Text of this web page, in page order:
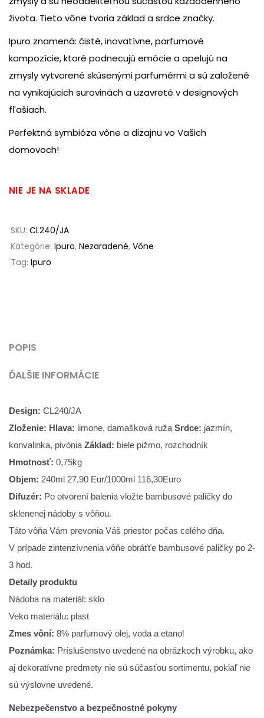
života. Tieto vône tvoria základ a srdce značky.
Ipuro znamená: čisté, inovatívne, parfumové
kompozície, ktoré podnecujú emócie a apelujú na
zmysly vytvorené skúsenými parfumérmi a sú založené
na vynikajúcich surovinách a uzavreté v designových
fľašiach.
Perfektná symbióza vône a dizajnu vo Vašich
domovoch!
NIE JE NA SKLADE
SKU: CL240/JA
Kategórie: Ipuro, Nezaradené, Vône
Tag: Ipuro
POPIS
ĎALŠIE INFORMÁCIE
Design: CL240/JA
Zloženie: Hlava: limone, damašková ruža Srdce: jazmín,
konvalinka, pivónia Základ: biele pižmo, rozchodník
Hmotnosť: 0,75kg
Objem: 240ml 27,90 Eur/1000ml 116,30Euro
Difuzér: Po otvorení balenia vložte bambusové paličky do
sklenenej nádoby s vôňou.
Táto vôňa Vám prevonia Váš priestor počas celého dňa.
V prípade zintenzívnenia vôňe obráťťe bambusové paličky po 2-
3 hod.
Detaily produktu
Nádoba na materiál: sklo
Veko materiálu: plast
Zmes vôní: 8% parfumový olej, voda a etanol
Poznámka: Príslušenstvo uvedené na obrázkoch výrobku, ako
aj dekoratívne predmety nie sú súčasťou sortimentu, pokiaľ nie
sú výslovne uvedené.
Nebezpečenstvo a bezpečnostné pokyny